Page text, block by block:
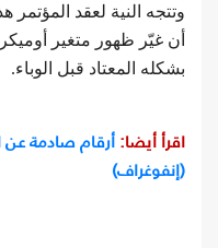
وتتجه النية لعقد المؤتمر
أن غيّر ظهور متغير
بشكله المعتاد قبل الوباء.
اقرأ أيضا: أرقام صادمة عن
(إنفوغراف)